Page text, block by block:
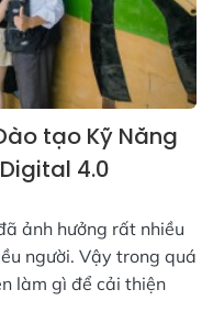
tạo Kỹ Năng
4.0
ảnh hưởng rất nhiều
người. Vậy trong quá
làm gì để cải thiện